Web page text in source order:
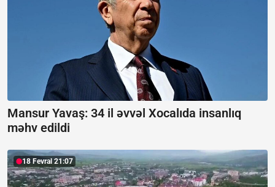
Mansur Yavaş: 34 il əvvəl Xocalıda insanlıq
məhv edildi
18 Fevral 21:07